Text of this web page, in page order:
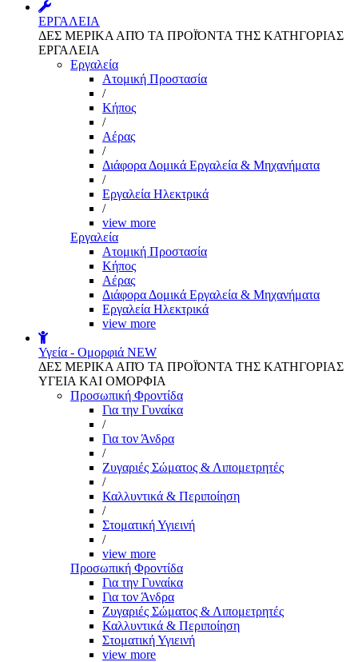
ΕΡΓΑΛΕΙΑ
ΔΕΣ ΜΕΡΙΚΑ ΑΠΌ ΤΑ ΠΡΟΪΌΝΤΑ ΤΗΣ ΚΑΤΗΓΟΡΙΑΣ
ΕΡΓΑΛΕΙΑ
Εργαλεία
Aτομική Προστασία
/
Kήπος
/
Αέρας
/
Διάφορα Δομικά Εργαλεία & Μηχανήματα
/
Εργαλεία Ηλεκτρικά
/
view more
Εργαλεία
Aτομική Προστασία
Kήπος
Αέρας
Διάφορα Δομικά Εργαλεία & Μηχανήματα
Εργαλεία Ηλεκτρικά
view more
Υγεία - Ομορφιά NEW
ΔΕΣ ΜΕΡΙΚΑ ΑΠΌ ΤΑ ΠΡΟΪΌΝΤΑ ΤΗΣ ΚΑΤΗΓΟΡΙΑΣ
ΥΓΕΙΑ ΚΑΙ ΟΜΟΡΦΙΑ
Προσωπική Φροντίδα
Για την Γυναίκα
/
Για τον Άνδρα
/
Ζυγαριές Σώματος & Λιπομετρητές
/
Καλλυντικά & Περιποίηση
/
Στοματική Υγιεινή
/
view more
Προσωπική Φροντίδα
Για την Γυναίκα
Για τον Άνδρα
Ζυγαριές Σώματος & Λιπομετρητές
Καλλυντικά & Περιποίηση
Στοματική Υγιεινή
view more